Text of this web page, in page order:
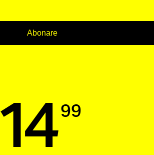
Abonare
14 99